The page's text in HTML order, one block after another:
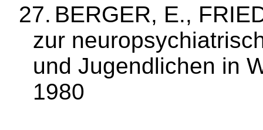
27. BERGER, E.,
zur
und Jugendlichen in
1980